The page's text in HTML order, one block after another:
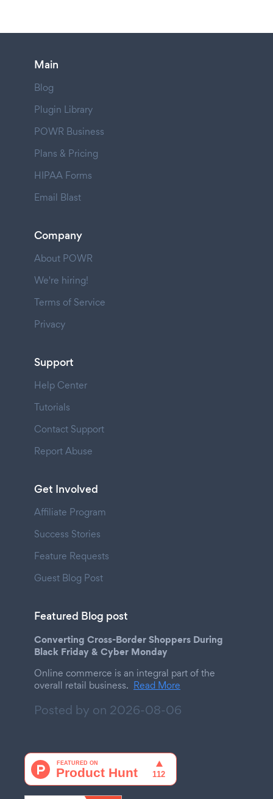
Main
Blog
Plugin Library
POWR Business
Plans & Pricing
HIPAA Forms
Email Blast
Company
About POWR
We're hiring!
Terms of Service
Privacy
Support
Help Center
Tutorials
Contact Support
Report Abuse
Get Involved
Affiliate Program
Success Stories
Feature Requests
Guest Blog Post
Featured Blog post
Converting Cross-Border Shoppers During
Black Friday & Cyber Monday
Online commerce is an integral part of the
overall retail business. Read More
Posted by on 2026-08-06